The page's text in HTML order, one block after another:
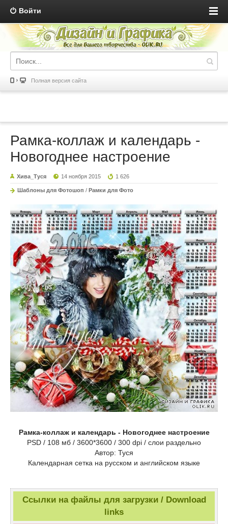
Войти
Полная версия сайта
Рамка-коллаж и календарь -
Новогоднее настроение
Хива_Туся 14 ноября 2015 1 626
Шаблоны для Фотошоп / Рамки для Фото
Рамка-коллаж и календарь - Новогоднее настроение
PSD / 108 мб / 3600*3600 / 300 dpi / слои раздельно
Автор: Туся
Календарная сетка на русском и английском языке
Ссылки на файлы для загрузки / Download
links